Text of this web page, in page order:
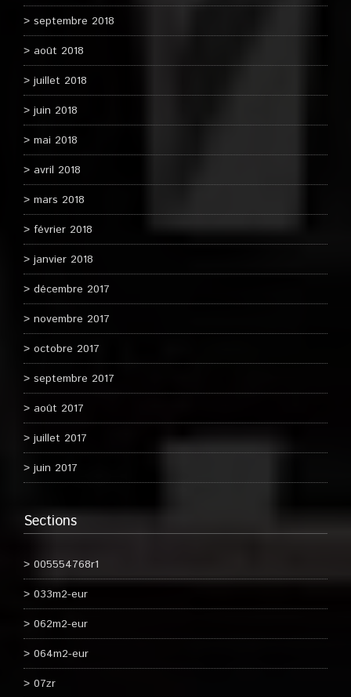
septembre 2018
août 2018
juillet 2018
juin 2018
mai 2018
avril 2018
mars 2018
février 2018
janvier 2018
décembre 2017
novembre 2017
octobre 2017
septembre 2017
août 2017
juillet 2017
juin 2017
Sections
005554768r1
033m2-eur
062m2-eur
064m2-eur
07zr